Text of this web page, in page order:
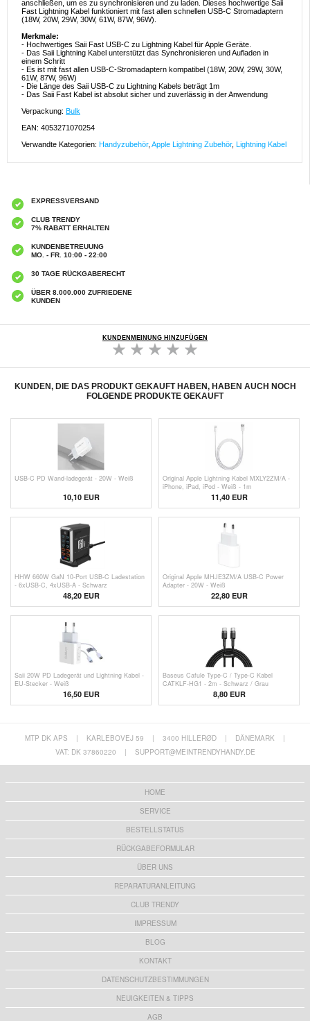
anschließen, um es zu synchronisieren und zu laden. Dieses hochwertige Saii
Fast Lightning Kabel funktioniert mit fast allen schnellen USB-C Stromadaptern
(18W, 20W, 29W, 30W, 61W, 87W, 96W).
Merkmale:
- Hochwertiges Saii Fast USB-C zu Lightning Kabel für Apple Geräte.
- Das Saii Lightning Kabel unterstützt das Synchronisieren und Aufladen in
einem Schritt
- Es ist mit fast allen USB-C-Stromadaptern kompatibel (18W, 20W, 29W, 30W,
61W, 87W, 96W)
- Die Länge des Saii USB-C zu Lightning Kabels beträgt 1m
- Das Saii Fast Kabel ist absolut sicher und zuverlässig in der Anwendung
Verpackung: Bulk
EAN: 4053271070254
Verwandte Kategorien: Handyzubehör, Apple Lightning Zubehör, Lightning Kabel
EXPRESSVERSAND
CLUB TRENDY
7% RABATT ERHALTEN
KUNDENBETREUUNG
MO. - FR. 10:00 - 22:00
30 TAGE RÜCKGABERECHT
ÜBER 8.000.000 ZUFRIEDENE
KUNDEN
KUNDENMEINUNG HINZUFÜGEN
KUNDEN, DIE DAS PRODUKT GEKAUFT HABEN, HABEN AUCH NOCH
FOLGENDE PRODUKTE GEKAUFT
USB-C PD Wand-ladegerät - 20W - Weiß
10,10 EUR
Original Apple Lightning Kabel MXLY2ZM/A -
iPhone, iPad, iPod - Weiß - 1m
11,40EUR
HHW 660W GaN 10-Port USB-C Ladestation
- 6xUSB-C, 4xUSB-A - Schwarz
48,20EUR
Original Apple MHJE3ZM/A USB-C Power
Adapter - 20W - Weiß
22,80EUR
Saii 20W PD Ladegerät und Lightning Kabel -
EU-Stecker - Weiß
16,50 EUR
Baseus Cafule Type-C / Type-C Kabel
CATKLF-HG1 - 2m - Schwarz / Grau
8,80 EUR
MTP DK APS | KARLEBOVEJ 59 | 3400 HILLERØD | DÄNEMARK
|
VAT: DK 37860220
| SUPPORT@MEINTRENDYHANDY.DE
HOME
SERVICE
BESTELLSTATUS
RÜCKGABEFORMULAR
ÜBER UNS
REPARATURANLEITUNG
CLUB TRENDY
IMPRESSUM
BLOG
KONTAKT
DATENSCHUTZBESTIMMUNGEN
NEUIGKEITEN & TIPPS
AGB